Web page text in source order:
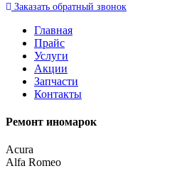
Заказать обратный звонок
Главная
Прайс
Услуги
Акции
Запчасти
Контакты
Ремонт иномарок
Acura
Alfa Romeo